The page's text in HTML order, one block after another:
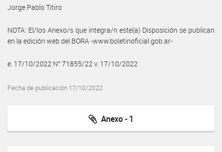
Jorge Pablo Titiro
NOTA: El/los Anexo/s que integra/n este(a) Disposición se publican
en la edición web del BORA -www.boletinoficial.gob.ar-
e. 17/10/2022 N° 71855/22 v. 17/10/2022
Fecha de publicación 17/10/2022
Anexo - 1